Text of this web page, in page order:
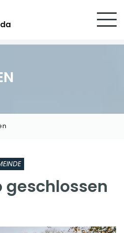
geschlossen